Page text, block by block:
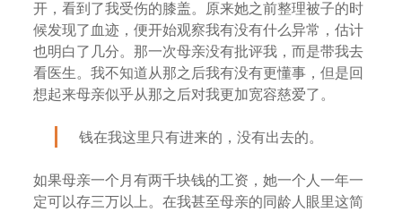
开，看到了我受伤的膝盖。原来她之前整理被子的时
候发现了血迹，便开始观察我有没有什么异常，估计
也明白了几分。那一次母亲没有批评我，而是带我去
看医生。我不知道从那之后我有没有更懂事，但是回
想起来母亲似乎从那之后对我更加宽容慈爱了。
钱在我这里只有进来的，没有出去的。
如果母亲一个月有两千块钱的工资，她一个人一年一
定可以存三万以上。在我甚至母亲的同龄人眼里这简